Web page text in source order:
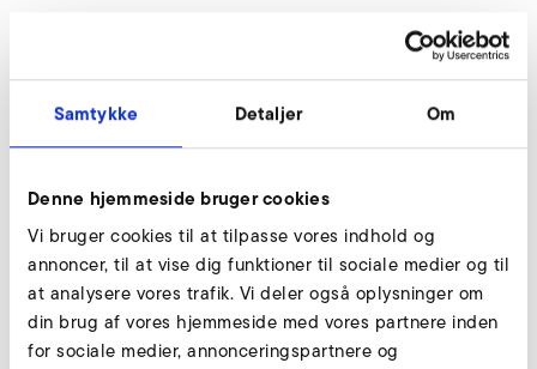
Samtykke Detaljer Om
Denne hjemmeside bruger cookies
Vi bruger cookies til at tilpasse vores indhold og
annoncer, til at vise dig funktioner til sociale medier og til
at analysere vores trafik. Vi deler også oplysninger om
din brug af vores hjemmeside med vores partnere inden
for sociale medier, annonceringspartnere og